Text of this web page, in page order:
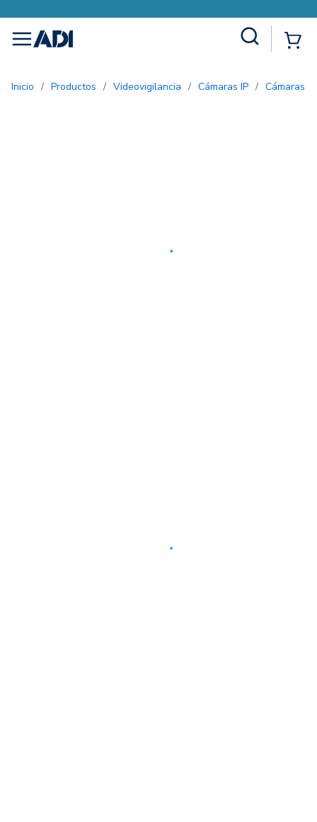
menu
Inicio / Productos / Videovigilancia / Cámaras IP / Cámaras